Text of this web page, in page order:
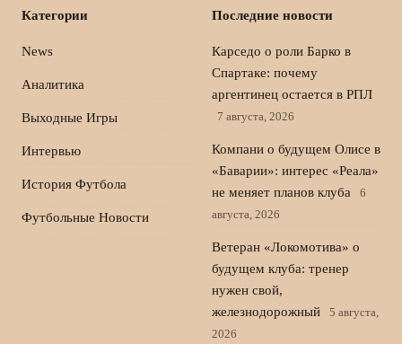
Категории
News
Аналитика
Выходные Игры
Интервью
История Футбола
Футбольные Новости
Последние новости
Карседо о роли Барко в
Спартаке: почему
аргентинец остается в РПЛ
7 августа, 2026
Компани о будущем Олисе в
«Баварии»: интерес «Реала»
не меняет планов клуба
6
августа, 2026
Ветеран «Локомотива» о
будущем клуба: тренер
нужен свой,
железнодорожный
5 августа,
2026